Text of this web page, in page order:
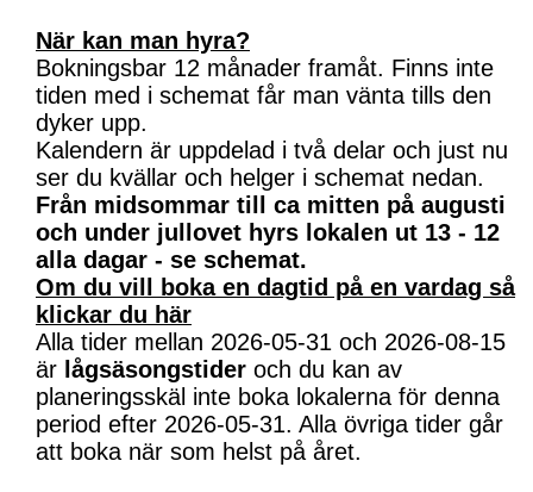
När kan man hyra?
Bokningsbar 12 månader framåt. Finns inte
tiden med i schemat får man vänta tills den
dyker upp.
Kalendern är uppdelad i två delar och just nu
ser du kvällar och helger i schemat nedan.
Från midsommar till ca mitten på augusti
och under jullovet hyrs lokalen ut 13 - 12
alla dagar - se schemat.
Om du vill boka en dagtid på en vardag så
klickar du här
Alla tider mellan 2026-05-31 och 2026-08-15
är lågsäsongstider och du kan av
planeringsskäl inte boka lokalerna för denna
period efter 2026-05-31. Alla övriga tider går
att boka när som helst på året.